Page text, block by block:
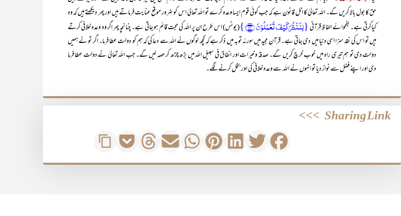
حق کا بول بالا کریں گے۔ اللہ تعالیٰ کا اٹل قانون ہے کہ جب کوئی قوم ایسا وعدہ کرے تو اللہ تعالیٰ اس کو ضرور موقع عنایت فرماتے ہیں اور پھر دیکھتے ہیں کہ وہ
کیاکرتی ہے۔ بفحوائے الفاظِ قرآنی{لِنَنۡظُرَ کَیۡفَ تَعۡمَلُوۡنَ ﴿۱۴﴾}
(یونس) اس طرح ان پر اللہ کی حجت قائم ہو جاتی ہے۔ چنانچہ پھر اگر وہ وعدہ خلافی کرتے
ہیں تو اس کی نقد سزا اسی دنیا میں دی جاتی ہے۔ قرآن مجید میں سورئہ توبہ میں ذکر ہے کہ کچھ لوگوں نے اللہ سے دعا کی کہ ہم کو دولت عطا فرما۔ اگر تو نے ہمیں
دولت دی تو ہم تیری راہ میں خوب خرچ کریں گے۔ صدقہ وخیرات اور انفاق فی سبیل اللہ میں بڑھ چڑھ کر حصہ لیں گے۔ جب اللہ تعالیٰ نے دولت عطا فرما
دی اور اپنے فضل سے نواز دیا تو انہوں نے اللہ سے وعدہ خلافی کی اور بخل کرنے لگے۔
Sharing Link
>>>